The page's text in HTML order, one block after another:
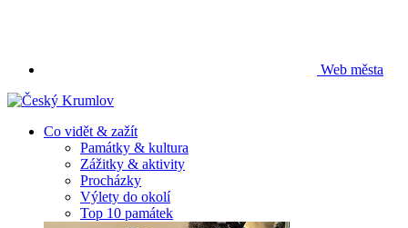
Web města
Co vidět & zažít
Památky & kultura
Zážitky & aktivity
Procházky
Výlety do okolí
Top 10 památek